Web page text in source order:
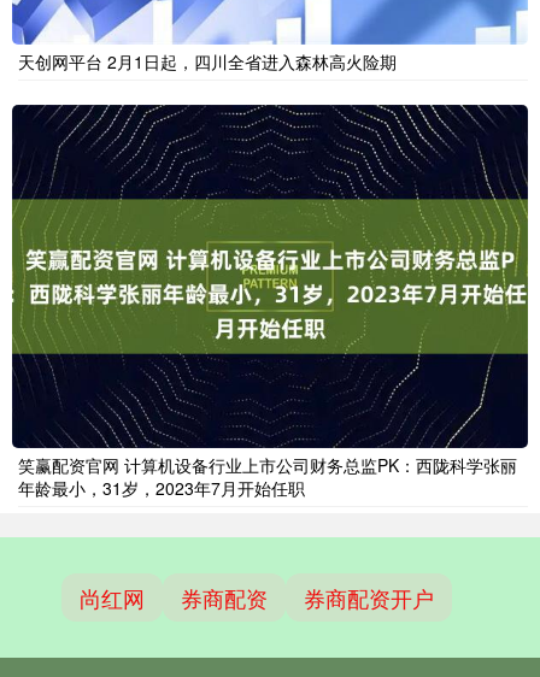
天创网平台 2月1日起，四川全省进入森林高火险期
笑赢配资官网 计算机设备行业上市公司财务总监PK：西陇科学张丽
年龄最小，31岁，2023年7月开始任职
尚红网 券商配资 券商配资开户